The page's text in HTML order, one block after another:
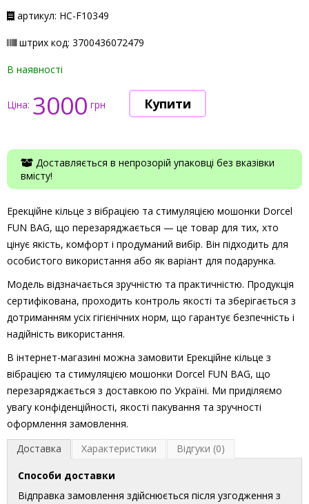
артикул: НС-F10349
штрих код: 3700436072479
В наявності
Ціна: 3000 грн
Доставляється в непрозорій упаковці без вказівки
вмісту!
Ерекційне кільце з вібрацією та стимуляцією мошонки Dorcel
FUN BAG, що перезаряджається — це товар для тих, хто
цінує якість, комфорт і продуманий вибір. Він підходить для
особистого використання або як варіант для подарунка.
Модель відзначається зручністю та практичністю. Продукція
сертифікована, проходить контроль якості та зберігається з
дотриманням усіх гігієнічних норм, що гарантує безпечність і
надійність використання.
В інтернет-магазині можна замовити Ерекційне кільце з
вібрацією та стимуляцією мошонки Dorcel FUN BAG, що
перезаряджається з доставкою по Україні. Ми приділяємо
увагу конфіденційності, якості пакування та зручності
оформлення замовлення.
Доставка
Характеристики Відгуки (0)
Способи доставки
Відправка замовлення здійснюється після узгодження з